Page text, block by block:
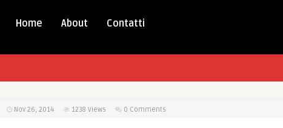
Home About Contatti
Nov 26, 2014 1238 Views 0 Comments